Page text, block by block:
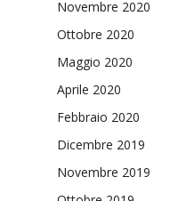
Novembre 2020
Ottobre 2020
Maggio 2020
Aprile 2020
Febbraio 2020
Dicembre 2019
Novembre 2019